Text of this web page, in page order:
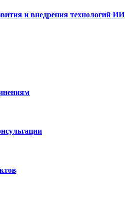
и внедрения технологий ИИ